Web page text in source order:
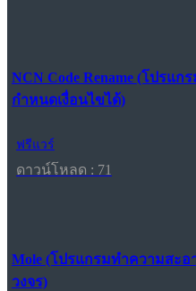
NCN Code Rename (โปรแ
กำหนดเงื่อนไขได้)
ฟรีแวร์
ดาวน์โหลด : 71
Mole (โปรแกรมทำความสะอ
วงจร)